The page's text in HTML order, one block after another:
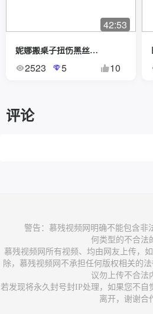
42:53
妮娜搬桌子扭伤黑丝脚医院治疗
2523 5 10
评论
何类型的不合法
慕残视频网所有视频、均由网友上传，
除，慕残视频网不承担任何版权相关的
议勿上传不合法
若发现将永久封号封IP处理，如果您不自
离开，谢谢合